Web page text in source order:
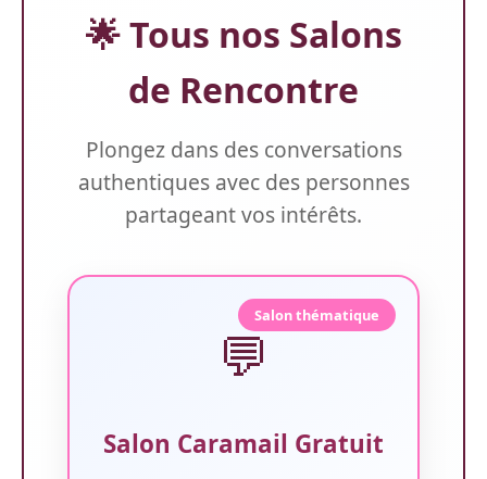
🌟 Tous nos Salons
de Rencontre
Plongez dans des conversations
authentiques avec des personnes
partageant vos intérêts.
Salon thématique
💬
Salon Caramail Gratuit